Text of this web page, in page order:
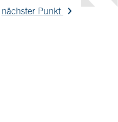
nächster Punkt